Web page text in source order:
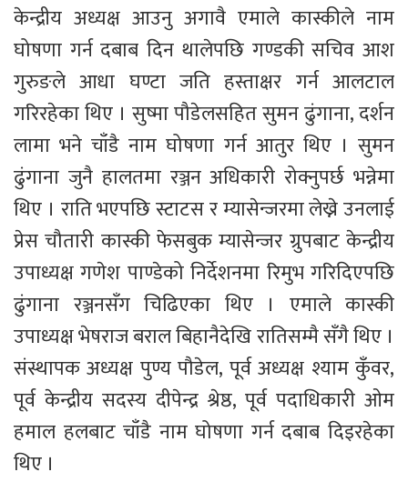
केन्द्रीय अध्यक्ष आउनु अगावै एमाले कास्कीले नाम
घोषणा गर्न दबाब दिन थालेपछि गण्डकी सचिव आश
गुरुङले आधा घण्टा जति हस्ताक्षर गर्न आलटाल
गरिरहेका थिए । सुष्मा पौडेलसहित सुमन ढुंगाना, दर्शन
लामा भने चाँडै नाम घोषणा गर्न आतुर थिए । सुमन
ढुंगाना जुनै हालतमा रञ्जन अधिकारी रोक्नुपर्छ भन्नेमा
थिए । राति भएपछि स्टाटस र म्यासेन्जरमा लेख्ने उनलाई
प्रेस चौतारी कास्की फेसबुक म्यासेन्जर ग्रुपबाट केन्द्रीय
उपाध्यक्ष गणेश पाण्डेको निर्देशनमा रिमुभ गरिदिएपछि
ढुंगाना रञ्जनसँग चिढिएका थिए । एमाले कास्की
उपाध्यक्ष भेषराज बराल बिहानैदेखि रातिसम्मै सँगै थिए ।
संस्थापक अध्यक्ष पुण्य पौडेल, पूर्व अध्यक्ष श्याम कुँवर,
पूर्व केन्द्रीय सदस्य दीपेन्द्र श्रेष्ठ, पूर्व पदाधिकारी ओम
हमाल हलबाट चाँडै नाम घोषणा गर्न दबाब दिइरहेका
थिए ।